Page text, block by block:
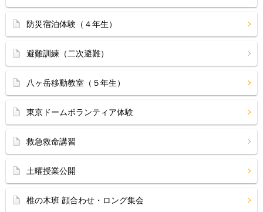
防災宿泊体験（４年生）
避難訓練（二次避難）
八ヶ岳移動教室（５年生）
東京ドームボランティア体験
救急救命講習
土曜授業公開
椎の木班 顔合わせ・ロング集会